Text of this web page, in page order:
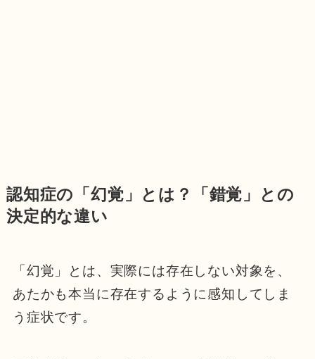
認知症の「幻覚」とは？「錯覚」との
決定的な違い
「幻覚」とは、実際には存在しない対象を、
あたかも本当に存在するように感知してしま
う症状です。